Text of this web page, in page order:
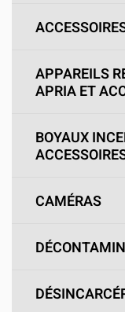
APPAREILS
APRIA ET
BOYAUX
CAMÉRAS